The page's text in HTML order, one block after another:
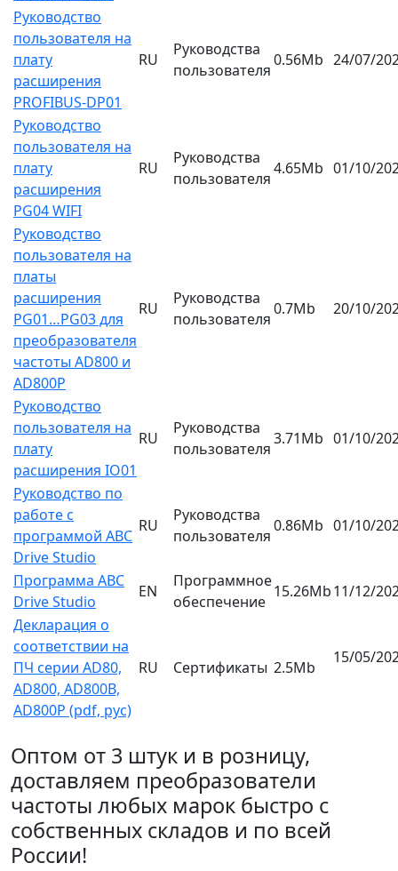
Руководство
пользователя на
плату
расширения
PROFIBUS-DP01
RU
Руководства
пользователя
0.56Mb 24/07/
Руководство
пользователя на
плату
расширения
PG04 WIFI
RU
Руководства
пользователя
4.65Mb 01/10/
Руководство
пользователя на
платы
расширения
PG01…PG03 для
преобразователя
частоты AD800 и
AD800P
RU
Руководства
пользователя
0.7Mb 20/10/
Руководство
пользователя на
плату
расширения IO01
RU
Руководства
пользователя
3.71Mb 01/10/
Руководство по
работе с
программой ABC
Drive Studio
RU
Руководства
пользователя
0.86Mb 01/10/
Программа ABC
Drive Studio
EN
Программное
обеспечение
15.26Mb11/12/
Декларация о
соответствии на
ПЧ серии AD80,
AD800, AD800B,
AD800P (pdf, рус)
RU Сертификаты 2.5Mb
15/05/
Оптом от 3 штук и в розницу,
доставляем преобразователи
частоты любых марок быстро с
собственных складов и по всей
России!